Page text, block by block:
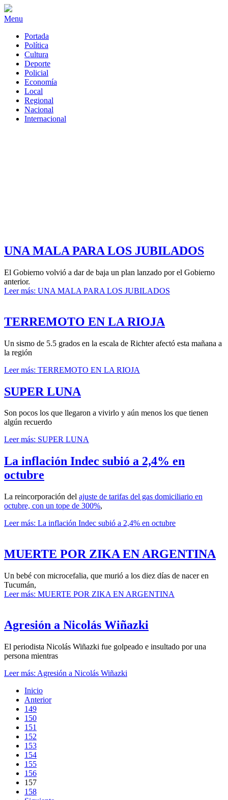
Menu
Portada
Política
Cultura
Deporte
Policial
Economía
Local
Regional
Nacional
Internacional
UNA MALA PARA LOS JUBILADOS
El Gobierno volvió a dar de baja un plan lanzado por el Gobierno
anterior.
Leer más: UNA MALA PARA LOS JUBILADOS
TERREMOTO EN LA RIOJA
Un sismo de 5.5 grados en la escala de Richter afectó esta mañana a
la región
Leer más: TERREMOTO EN LA RIOJA
SUPER LUNA
Son pocos los que llegaron a vivirlo y aún menos los que tienen
algún recuerdo
Leer más: SUPER LUNA
La inflación Indec subió a 2,4% en
octubre
La reincorporación del ajuste de tarifas del gas domiciliario en
octubre, con un tope de 300%,
Leer más: La inflación Indec subió a 2,4% en octubre
MUERTE POR ZIKA EN ARGENTINA
Un bebé con microcefalia, que murió a los diez días de nacer en
Tucumán,
Leer más: MUERTE POR ZIKA EN ARGENTINA
Agresión a Nicolás Wiñazki
El periodista Nicolás Wiñazki fue golpeado e insultado por una
persona mientras
Leer más: Agresión a Nicolás Wiñazki
Inicio
Anterior
149
150
151
152
153
154
155
156
157
158